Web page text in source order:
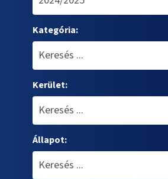
Kategória:
Kerület:
Állapot: